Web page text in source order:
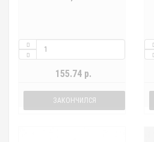
155.74 р.
ЗАКОНЧИЛСЯ